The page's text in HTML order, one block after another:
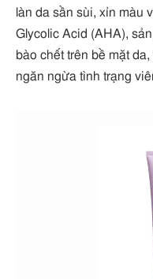
làn da sần sùi, xỉn màu
Glycolic Acid (AHA),
bào chết trên bề mặt
ngăn ngừa tình trạng